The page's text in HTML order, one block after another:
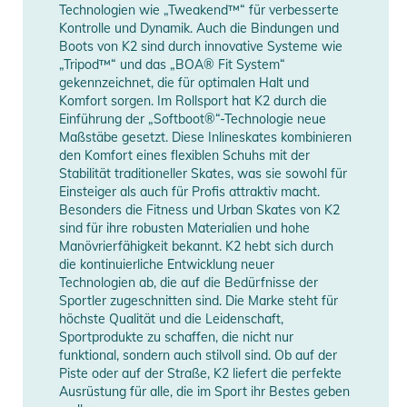
weltweit ersten SoftBoot® Inline-Skate vor - was die Welt
der Inline Skates für immer verändern sollte. Die K2 Original-
SoftBoot®-Technologie wurde oft kopiert aber nie erreicht.
Bis heute führt die K2 Original-SoftBoot®-Technologie den
Markt an und wurde immer wieder weiter entwickelt um ein
Höchstmaß an Komfort zu bieten. Egal ob für Damen, Herren
und Kinder für alle Zwecke vom Familienspaß bis hin zu
täglicher Fitness und professionellen Wettkämpfen, ist das
Softboot-Design auch heute noch das Maß aller Dinge im
Inline Skate-Bereich.
- Cuff: VO2 Cuff - eine Kunststoffummantelung am Schaft
gibt maximale Stützkraft bei geringstem Gewicht
- Frame: VO2-S Schiene, verläuft ausschließlich auf der
Innenseite der Rollen. Das macht die Skates nicht nur zum
optischen Hingucker, die Dämpfung der neuen Schiene ist
auch um ca. 15-20% besser als bei den vorübergehenden
VO2 Modellen. Trotzdem bieten die Skates auch bei
Höchstgeschwindigkeit die gewohnte Stabilität und
Manufacturer
Information
Herstellerangaben
anzeigen
Technologien wie „Tweakend™“ für verbesserte
Kontrolle und Dynamik. Auch die Bindungen und
Boots von K2 sind durch innovative Systeme wie
„Tripod™“ und das „BOA® Fit System“
gekennzeichnet, die für optimalen Halt und
Komfort sorgen. Im Rollsport hat K2 durch die
Einführung der „Softboot®“-Technologie neue
Maßstäbe gesetzt. Diese Inlineskates kombinieren
den Komfort eines flexiblen Schuhs mit der
Stabilität traditioneller Skates, was sie sowohl für
Einsteiger als auch für Profis attraktiv macht.
Besonders die Fitness und Urban Skates von K2
sind für ihre robusten Materialien und hohe
Manövrierfähigkeit bekannt. K2 hebt sich durch
die kontinuierliche Entwicklung neuer
Technologien ab, die auf die Bedürfnisse der
Sportler zugeschnitten sind. Die Marke steht für
höchste Qualität und die Leidenschaft,
Sportprodukte zu schaffen, die nicht nur
funktional, sondern auch stilvoll sind. Ob auf der
Piste oder auf der Straße, K2 liefert die perfekte
Ausrüstung für alle, die im Sport ihr Bestes geben